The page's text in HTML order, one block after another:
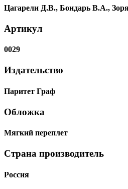
Цагарели Д.В., Бондарь В.А.,
Артикул
0029
Издательство
Паритет Граф
Обложка
Мягкий переплет
Страна производитель
Россия